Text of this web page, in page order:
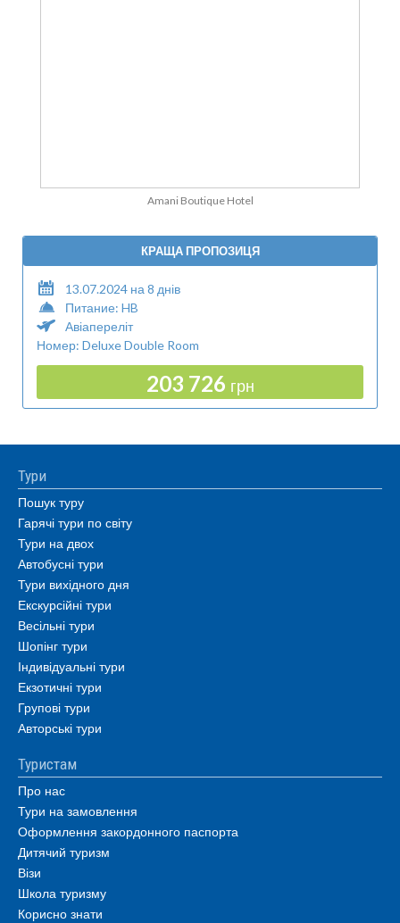
Amani Boutique Hotel
КРАЩА ПРОПОЗИЦЯ
13.07.2024 на 8 днів
Питание: HB
Авіапереліт
Номер: Deluxe Double Room
203 726 грн
Тури
Пошук туру
Гарячі тури по світу
Тури на двох
Автобусні тури
Тури вихідного дня
Екскурсійні тури
Весільні тури
Шопінг тури
Індивідуальні тури
Екзотичні тури
Групові тури
Авторські тури
Туристам
Про нас
Тури на замовлення
Оформлення закордонного паспорта
Дитячий туризм
Візи
Школа туризму
Корисно знати